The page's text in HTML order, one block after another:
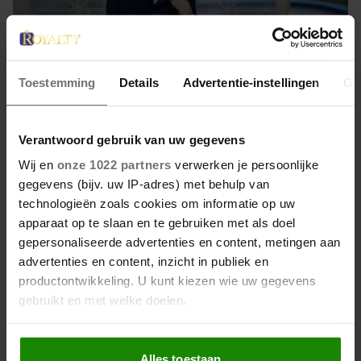
Toestemming Details Advertentie-instellingen
Verantwoord gebruik van uw gegevens
Wij en onze 1022 partners verwerken je persoonlijke
gegevens (bijv. uw IP-adres) met behulp van
technologieën zoals cookies om informatie op uw
apparaat op te slaan en te gebruiken met als doel
gepersonaliseerde advertenties en content, metingen aan
advertenties en content, inzicht in publiek en
productontwikkeling. U kunt kiezen wie uw gegevens
gebruikt en met welke doelen.
Als u het toestaat, willen we ook graag:
11 juni 2026
KONINGIN MARGRETHE WEER
AAN HET WERK NA
ZIEKENHUISOPNAME
Koningin Margrethe (86) van Denemarken is weer
aan het werk gegaan na haar ziekenhuisopname. De
terug een dotterbehandeling door hartproblemen.